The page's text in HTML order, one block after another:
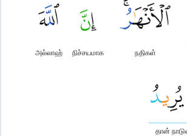
நதிகள்
நிச்சயமாக
அல்லாஹ்
தான்